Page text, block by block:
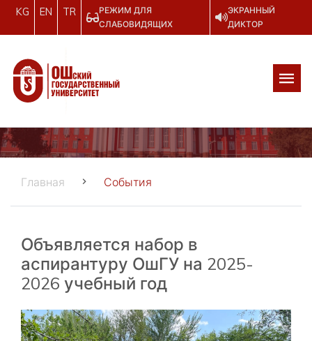
KG EN TR
РЕЖИМ ДЛЯ
СЛАБОВИДЯЩИХ
ЭКРАННЫЙ
ДИКТОР
Главная События
Объявляется набор в
аспирантуру ОшГУ на 2025-
2026 учебный год